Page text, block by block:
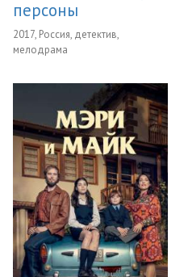
персоны
2017, Россия, детектив,
мелодрама